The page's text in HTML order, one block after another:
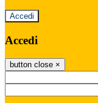
Accedi
Accedi
button close ×